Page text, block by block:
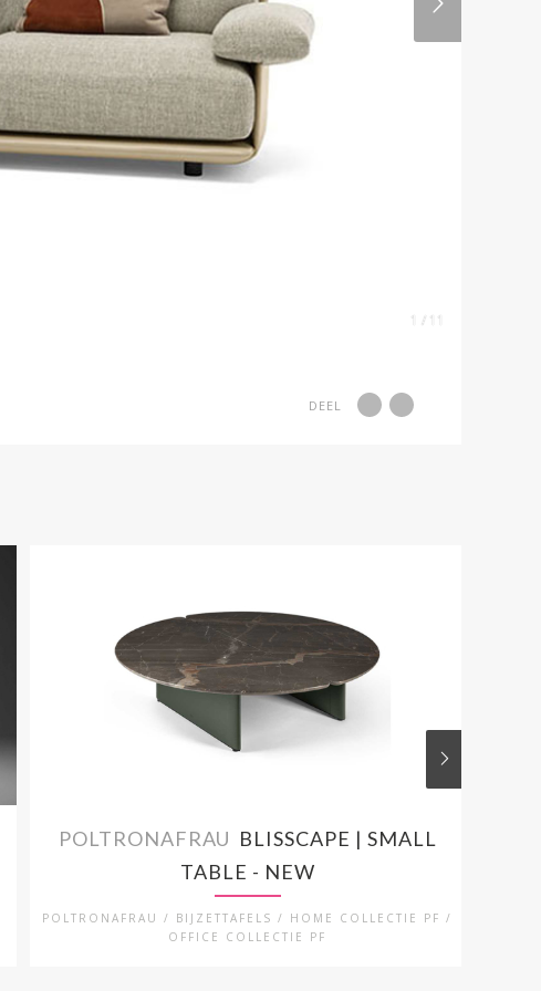
1 / 11
DEEL
POLTRONAFRAU BLISSCAPE | SMALL
TABLE - NEW
POLTRONAFRAU / BIJZETTAFELS / HOME COLLECTIE PF /
OFFICE COLLECTIE PF